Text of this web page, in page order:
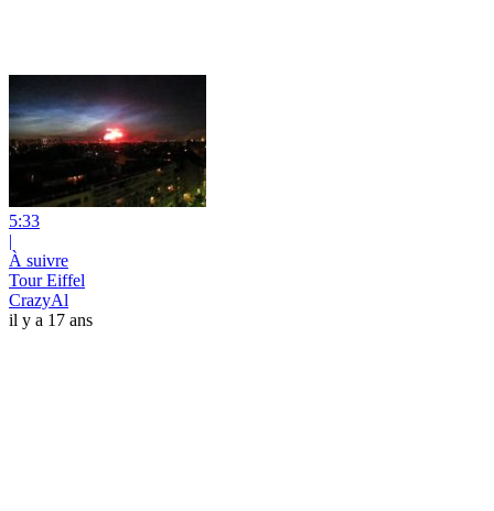
5:33
|
À suivre
Tour Eiffel
CrazyAl
il y a 17 ans